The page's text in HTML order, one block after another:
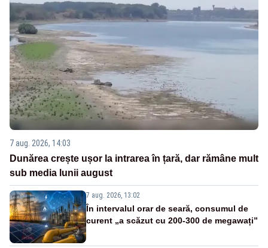
7 aug. 2026, 14:03
Dunărea crește ușor la intrarea în țară, dar rămâne mult
sub media lunii august
7 aug. 2026, 13:02
În intervalul orar de seară, consumul de
curent „a scăzut cu 200-300 de megawați”